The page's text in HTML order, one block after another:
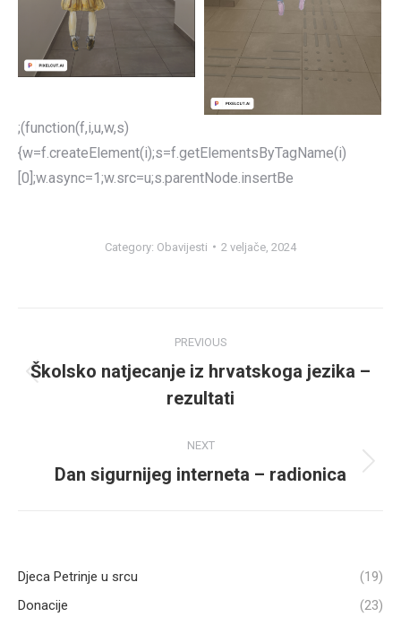
;(function(f,i,u,w,s)
{w=f.createElement(i);s=f.getElementsByTagName(i)
[0];w.async=1;w.src=u;s.parentNode.insertBe
Category: Obavijesti 2 veljače, 2024
navigation
PREVIOUS
Previous
post:
Školsko natjecanje iz hrvatskoga jezika –
rezultati
NEXT
Next
Dan sigurnijeg interneta – radionica
Djeca Petrinje u srcu
(19)
Donacije
(23)